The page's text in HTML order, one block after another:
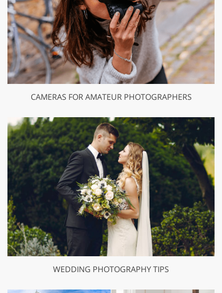
CAMERAS FOR AMATEUR PHOTOGRAPHERS
WEDDING PHOTOGRAPHY TIPS